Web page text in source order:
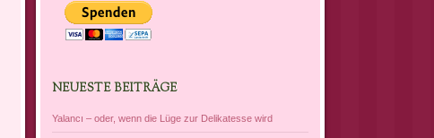
NEUESTE BEITRÄGE
Yalancı – oder, wenn die Lüge zur Delikatesse wird